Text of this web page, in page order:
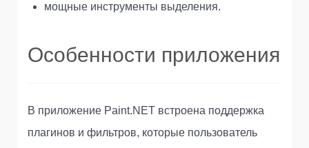
мощные инструменты выделения.
Особенности приложения
В приложение Paint.NET встроена поддержка
плагинов и фильтров, которые пользователь